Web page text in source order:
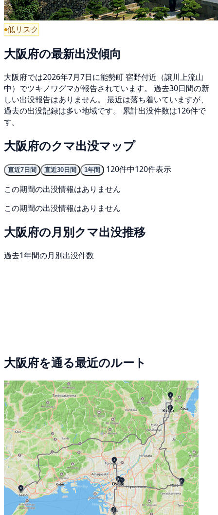
低リスク
大阪府の最新出没傾向
大阪府では2026年7月7日に能勢町 宿野付近（譲川上流山
中）でツキノワグマが報告されています。 過去30日間の新
しい出没報告はありません。 最近は落ち着いていますが、
過去の出没記録は多い地域です。 累計出没件数は126件で
す。
大阪府のクマ出没マップ
直近7日間 直近30日間 1年間
120件中120件表示
この期間の出没情報はありません
この期間の出没情報はありません
大阪府の月別クマ出没推移
過去1年間の月別出没件数
大阪府を通る最近のルート